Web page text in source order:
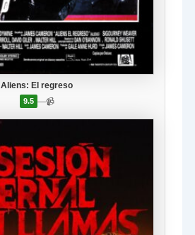
Aliens: El regreso
9.5 —📹